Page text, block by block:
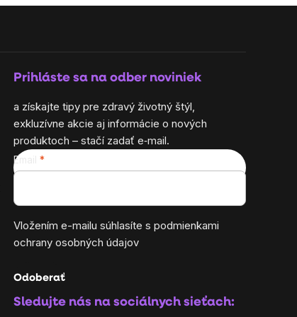
Prihláste sa na odber noviniek
a získajte tipy pre zdravý životný štýl,
exkluzívne akcie aj informácie o nových
produktoch – stačí zadať e‑mail.
Email
Vložením e-mailu súhlasíte s podmienkami
ochrany osobných údajov
Odoberať
Sledujte nás na sociálnych sieťach: